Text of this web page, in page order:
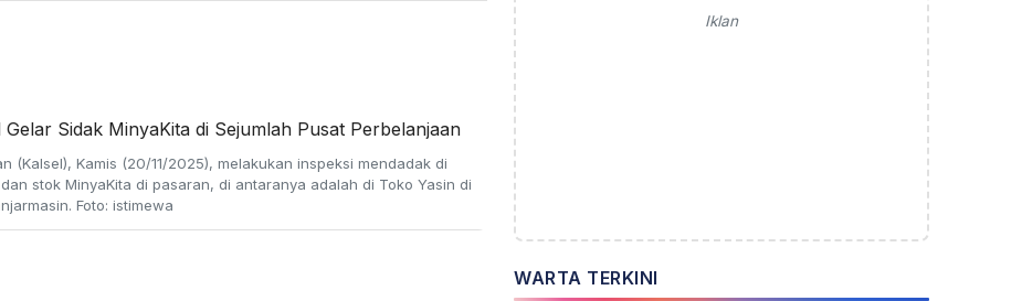
(Kalsel), Kamis (20/11/2025), melakukan inspeksi mendadak di
stok MinyaKita di pasaran, di antaranya adalah di Toko Yasin di
Foto: istimewa
Iklan
WARTA TERKINI